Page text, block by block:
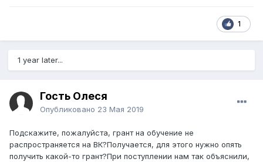
1
1 year later...
Гость Олеся
Опубликовано 23 Мая 2019
Подскажите, пожалуйста, грант на обучение не
распространяется на ВК?Получается, для этого нужно опять
получить какой-то грант?При поступлении нам так объяснили,